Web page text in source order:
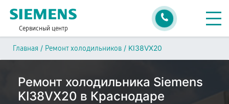
Сервисный центр
Главная / Ремонт холодильников / KI38VX20
Ремонт холодильника Siemens
KI38VX20 в Краснодаре